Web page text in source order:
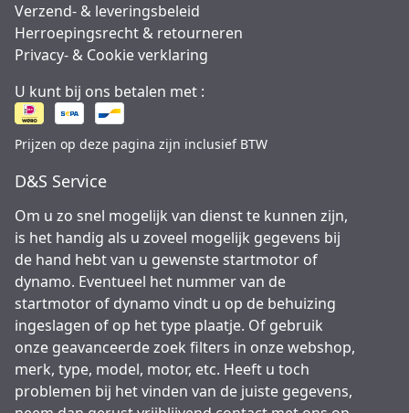
Verzend- & leveringsbeleid
Herroepingsrecht & retourneren
Privacy- & Cookie verklaring
U kunt bij ons betalen met :
Prijzen op deze pagina zijn inclusief BTW
D&S Service
Om u zo snel mogelijk van dienst te kunnen zijn,
is het handig als u zoveel mogelijk gegevens bij
de hand hebt van u gewenste startmotor of
dynamo. Eventueel het nummer van de
startmotor of dynamo vindt u op de behuizing
ingeslagen of op het type plaatje. Of gebruik
onze geavanceerde zoek filters in onze webshop,
merk, type, model, motor, etc. Heeft u toch
problemen bij het vinden van de juiste gegevens,